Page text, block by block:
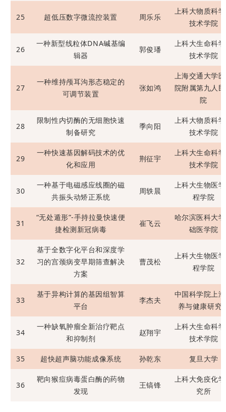
25 超低压数字微流控装置 周乐乐
上科大物质科
技术学院
26
一种新型线粒体DNA碱基编
辑器
郭俊璠
上科大生命科
技术学院
27
一种维持颅耳沟形态稳定的
可调节装置
张如鸿
上海交通大学
院附属第九人
院
28
限制性内切酶的无细胞快速
制备研究
季向阳
上科大物质科
技术学院
29
一种快速基因解码技术的优
化和应用
荆征宇
上科大生命科
技术学院
30
一种基于电磁感应线圈的磁
共振头动矫正系统
周轶晨
上科大生物医
程学院
31
“无处遁形”-手持拉曼快速便
捷检测新冠病毒
崔飞云
哈尔滨医科大
础医学院
32
基于全数字化平台和深度学
习的宫颈病变早期筛查解决
方案
曹茂松
上科大生物医
程学院
33
基于异构计算的基因组智算
平台
李杰夫
中国科学院上
养与健康研究
34
一种缺氧肿瘤全新治疗靶点
和抑制剂
赵翔宇
上科大生命科
技术学院
35 超快超声脑功能成像系统 孙乾东 复旦大学
36
靶向猴痘病毒蛋白酶的药物
发现
王镐锋
上科大免疫化
究所